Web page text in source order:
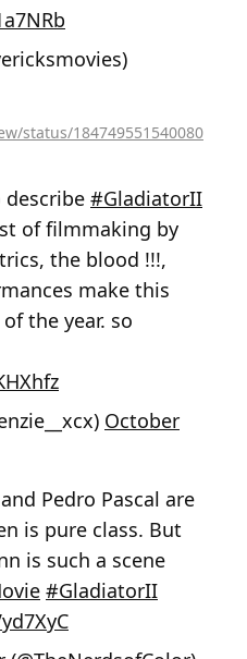
status/184749551540080
describe #GladiatorII
of filmmaking by
the blood !!!,
make this
the year. so
October
Pedro Pascal are
is pure class. But
is such a scene
#GladiatorII